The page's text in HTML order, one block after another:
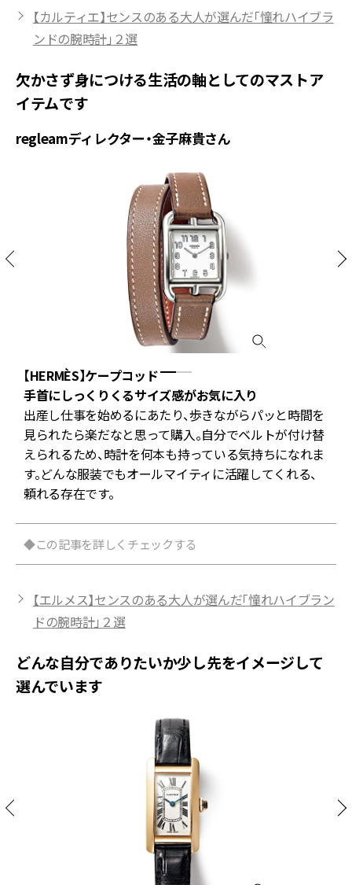
【カルティエ】センスのある大人が選んだ「憧れハイブラ
ンドの腕時計」２選
欠かさず身につける生活の軸としてのマストア
イテムです
regleamディレクター・金子麻貴さん
【HERMÈS】ケープコッド
手首にしっくりくるサイズ感がお気に入り
出産し仕事を始めるにあたり、歩きながらパッと時間を
見られたら楽だなと思って購入。自分でベルトが付け替
えられるため、時計を何本も持っている気持ちになれま
す。どんな服装でもオールマイティに活躍してくれる、
頼れる存在です。
◆この記事を詳しくチェックする
【エルメス】センスのある大人が選んだ「憧れハイブラン
ドの腕時計」２選
どんな自分でありたいか少し先をイメージして
選んでいます